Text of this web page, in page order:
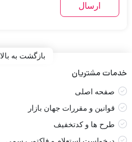
بازگشت به بالا
خدمات مشتریان
صفحه اصلی
قوانین و مقررات جهان بازار
طرح ها و کدتخفیف